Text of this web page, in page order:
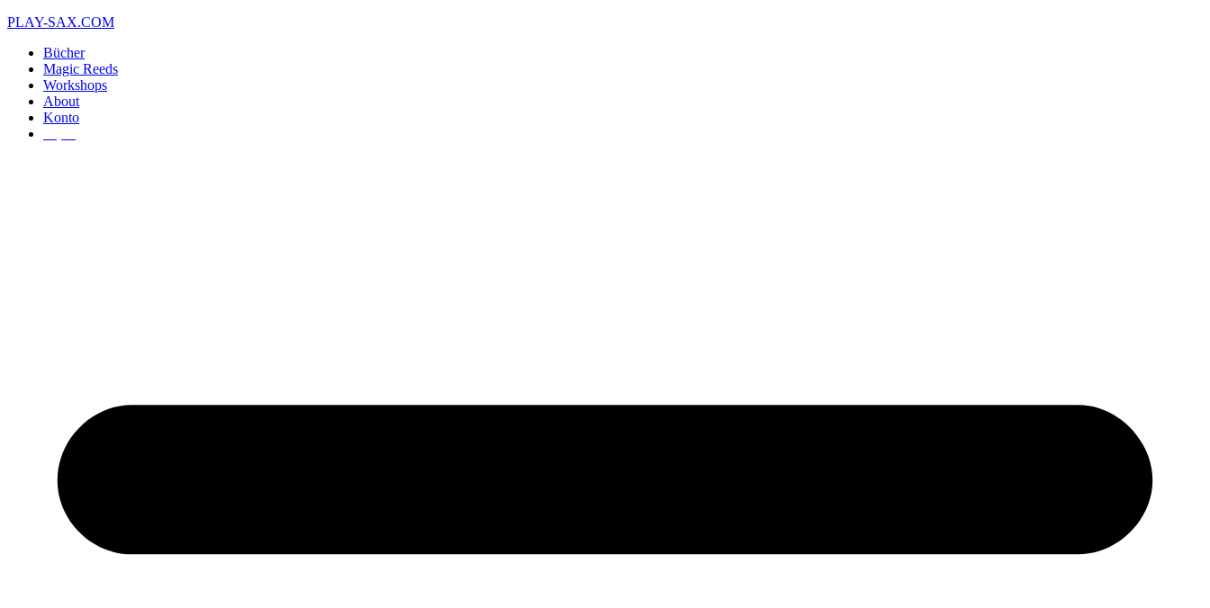
Zum
springen
PLAY-SAX.COM
Bücher
Magic Reeds
Workshops
About
Konto